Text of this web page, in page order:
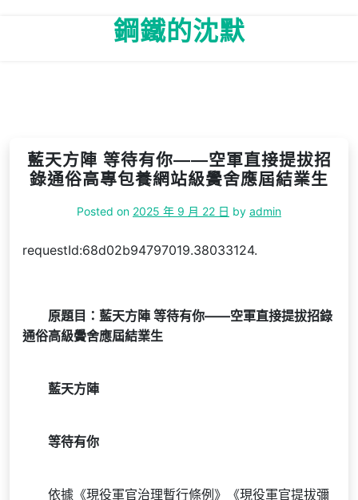
鋼鐵的沈默
藍天方陣 等待有你——空軍直接提拔招
錄通俗高專包養網站級黌舍應屆結業生
Posted on 2025 年 9 月 22 日 by admin
requestId:68d02b94797019.38033124.
原題目：藍天方陣 等待有你——空軍直接提拔招錄
通俗高級黌舍應屆結業生
藍天方陣
等待有你
依據《現役軍官治理暫行條例》《現役軍官提拔彌